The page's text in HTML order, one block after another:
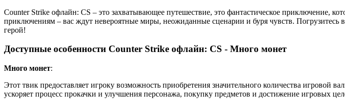
Counter Strike офлайн: CS – это захватывающее путешествие, это фантастическое приключение,
приключениям – вас ждут невероятные миры, неожиданные сценарии и буря чувств.
герой!
Доступные особенности Counter Strike офлайн: CS - Много монет
Много монет:
Этот твик предоставляет игроку возможность приобретения значительного количества
ускоряет процесс прокачки и улучшения персонажа, покупку предметов и достижение игровых